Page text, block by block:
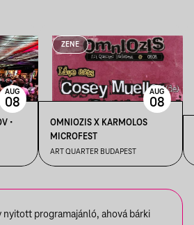
•
AUG
08
ZENE
OMNIOZIS X KARMOLOS
MICROFEST
ART QUARTER BUDAPEST
AUG
08
nyitott programajánló, ahová bárki